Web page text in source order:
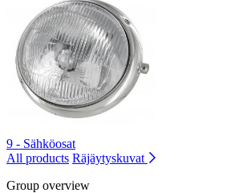
9 - Sähköosat
All products Räjäytyskuvat
Group overview